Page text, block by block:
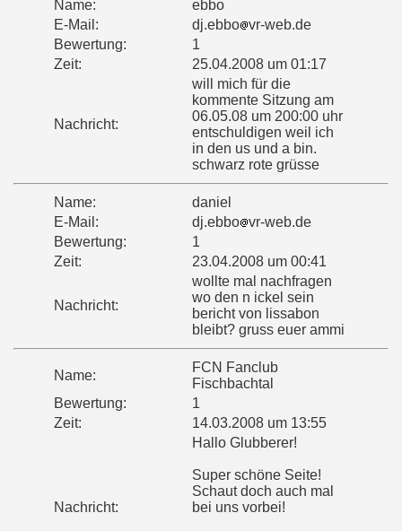
Name:
ebbo
E-Mail:
dj.ebbo vr-web.de
Bewertung:
1
Zeit:
25.04.2008 um 01:17
Nachricht:
will mich für die
kommente Sitzung am
06.05.08 um 200:00 uhr
entschuldigen weil ich
in den us und a bin.
schwarz rote grüsse
Name:
daniel
E-Mail:
dj.ebbo vr-web.de
Bewertung:
1
Zeit:
23.04.2008 um 00:41
Nachricht:
wollte mal nachfragen
wo den n ickel sein
bericht von lissabon
bleibt? gruss euer ammi
Name:
FCN Fanclub
Fischbachtal
Bewertung:
1
Zeit:
14.03.2008 um 13:55
Nachricht:
Hallo Glubberer!
Super schöne Seite!
Schaut doch auch mal
bei uns vorbei!